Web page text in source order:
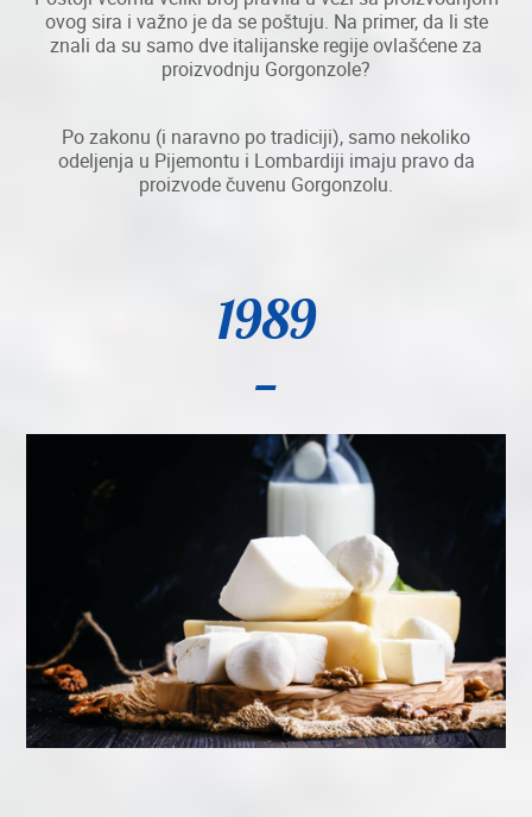
ovog sira i važno je da se poštuju. Na primer, da li ste
znali da su samo dve italijanske regije ovlašćene za
proizvodnju Gorgonzole?
Po zakonu (i naravno po tradiciji), samo nekoliko
odeljenja u Pijemontu i Lombardiji imaju pravo da
proizvode čuvenu Gorgonzolu.
1989